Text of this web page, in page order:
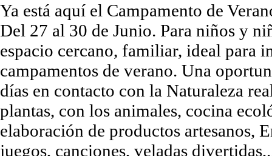
Ya está aquí el Campamento de
Del 27 al 30 de Junio. Para niños y
espacio cercano, familiar, ideal para
campamentos de verano. Una
días en contacto con la Naturaleza
plantas, con los animales, cocina
elaboración de productos artesanos,
juegos, canciones, veladas